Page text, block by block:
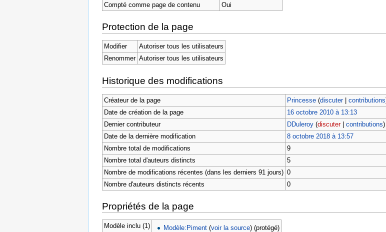
Compté comme page de contenu
Oui
Protection de la page
Modifier
Autoriser tous les utilisateurs
Renommer Autoriser tous les utilisateurs
Historique des modifications
Créateur de la page Princesse (discuter| contributions
Date de création de la page
16 octobre 2010 à 13:13
Dernier contributeur
DDuleroy (discuter| contributions)
Date de la dernière modification
8 octobre 2018 à 13:57
Nombre total de modifications
9
Nombre total d'auteurs distincts
5
Nombre de modifications récentes (dans les derniers 91 jours) 0
Nombre d'auteurs distincts récents
0
Propriétés de la page
Modèle inclu (1) Modèle:Piment (voir la source) (protégé)